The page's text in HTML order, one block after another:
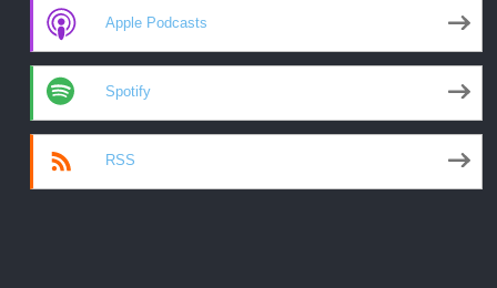
Apple Podcasts
Spotify
RSS